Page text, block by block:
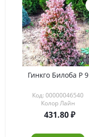
Гинкго Билоба Р 9
Код: 00000046540
Колор Лайн
431.80